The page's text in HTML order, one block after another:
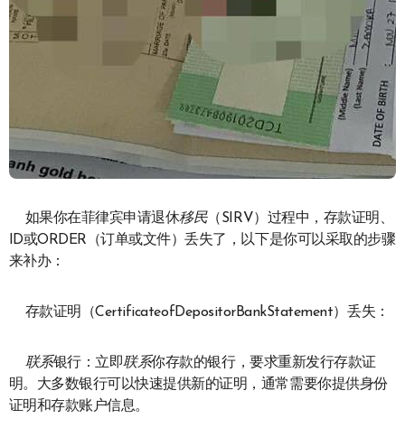
如果你在菲律宾申请退休移民（SIRV）过程中，存款证明、
ID或ORDER（订单或文件）丢失了，以下是你可以采取的步骤
来补办：
存款证明（CertificateofDepositorBankStatement）丢失：
联系银行：立即联系你存款的银行，要求重新发行存款证
明。大多数银行可以快速提供新的证明，通常需要你提供身份
证明和存款账户信息。